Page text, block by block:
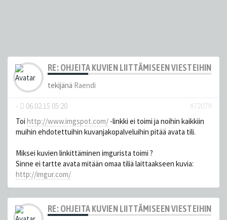
RE: OHJEITA KUVIEN LIITTÄMISEEN VIESTEIHIN
tekijänä Raendi
- 06.02.15 05:20
#72079
Toi http://www.imgspot.com/ -linkki ei toimi ja noihin kaikkiin
muihin ehdotettuihin kuvanjakopalveluihin pitää avata tili.
Miksei kuvien linkittäminen imgurista toimi ?
Sinne ei tartte avata mitään omaa tiliä laittaakseen kuvia:
http://imgur.com/
RE: OHJEITA KUVIEN LIITTÄMISEEN VIESTEIHIN